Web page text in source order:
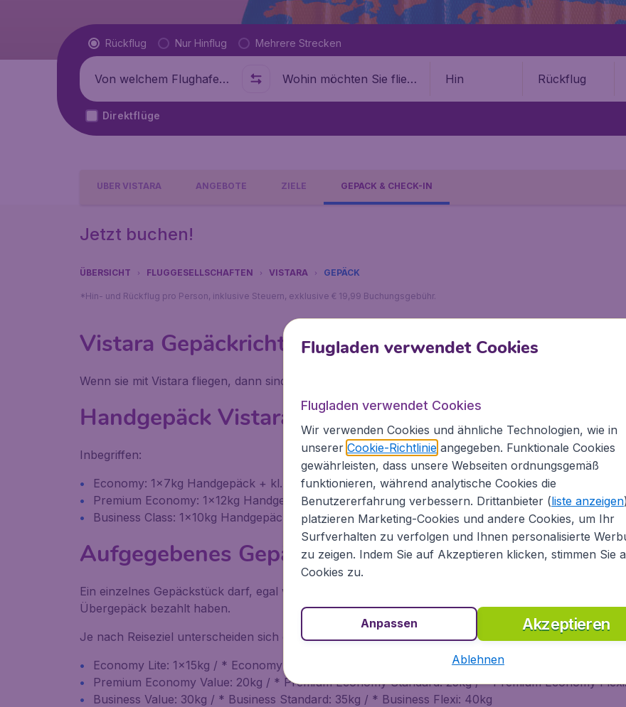
Flugtyp
Rückflug Nur Hinflug Mehrere Strecken
Abflug von Wohin Hin Rückflug
Direktflüge
ÜBER VISTARA ANGEBOTE ZIELE GEPÄCK & CHECK-IN
Jetzt buchen!
ÜBERSICHT FLUGGESELLSCHAFTEN VISTARA GEPÄCK
*Hin- und Rückflug pro Person, inklusive Steuern, exklusive € 19,99 Buchungsgebühr.
Vistara Gepäckrichtlinien
Wenn sie mit Vistara fliegen, dann sind folgende Richtlinien zu beachten:
Handgepäck Vistara
Inbegriffen:
Economy: 1x7kg Handgepäck + kl. Gegenstand unter Sitz
Premium Economy: 1x12kg Handgepäck + kl. Gegenstand unter Sitz
Business Class: 1x10kg Handgepäck + kl. Gegenstand unter Sitz
Aufgegebenes Gepäck Vistara
Ein einzelnes Gepäckstück darf, egal welchen Tarif Sie gebucht haben, max. 32kg wiegen. Dies
Übergepäck bezahlt haben.
Je nach Reiseziel unterscheiden sich die Gepäckvorschriften. Für frei aufzugebendes Gepäck gilt
Economy Lite: 1x15kg / * Economy Standard: 15kg / * Economy Flexi: 20kg
Premium Economy Value: 20kg / * Premium Economy Standard: 25kg / * Premium Economy
Business Value: 30kg / * Business Standard: 35kg / * Business Flexi: 40kg
Flugladen verwendet Cookies
Flugladen verwendet Cookies
Wir verwenden Cookies und ähnliche Technologien, wie in
unserer Cookie-Richtlinieangegeben. Funktionale Cookies
gewährleisten, dass unsere Webseiten ordnungsgemäß
funktionieren, während analytische Cookies die
Benutzererfahrung verbessern. Drittanbieter (liste anzeigen)
platzieren Marketing-Cookies und andere Cookies, um Ihr
Surfverhalten zu verfolgen und Ihnen personalisierte
zu zeigen. Indem Sie auf Akzeptieren klicken, stimmen Sie
Cookies zu.
Akzeptieren
Anpassen
Ablehnen